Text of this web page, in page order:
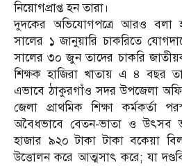
নিয়োগপ্রাপ্ত হন তারা।
দুদকের অ‌ভিযোগপত্রে আরও বলা
সালের ১ জানুয়ারি চাক‌রিতে
সালের ৩০ জুন তাদের চাকরি
শিক্ষক হাজিরা খাতায় এ ৪ বছ‌র
এভাবে ঠাকুরগাঁও সদর উপজেলা
জেলা প্রাথমিক শিক্ষা কর্মকর্তা
অবৈধভাবে বেতন-ভাতা ও উৎসব
হাজার ৯২০ টাকা টাকা বকেয়া
উত্তোলন করে আত্মসাৎ করে; যা